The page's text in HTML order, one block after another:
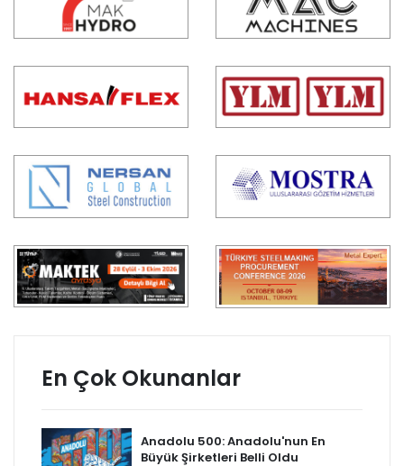
En Çok Okunanlar
Anadolu 500: Anadolu'nun En
Büyük Şirketleri Belli Oldu